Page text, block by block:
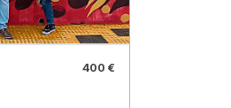
400 €